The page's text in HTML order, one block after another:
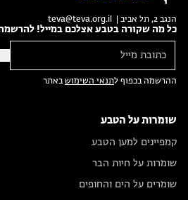
הנגב 2, תל אביב | teva@teva.org.il
כל מה שקורה בטבע אצלכם במייל!
ההרשמה בכפוף לתנאי השימושבאתר
שומרות על הטבע
קמפיינים למען הטבע
שומרות על חיות הבר
שומרים על הים והחופים